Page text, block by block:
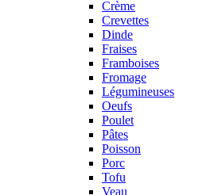
Crème
Crevettes
Dinde
Fraises
Framboises
Fromage
Légumineuses
Oeufs
Poulet
Pâtes
Poisson
Porc
Tofu
Veau